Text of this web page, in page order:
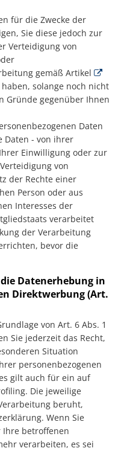
für die Zwecke der
Sie diese jedoch zur
Verteidigung von
gemäß Artikel
haben, solange noch nicht
Gründe gegenüber Ihnen
Daten
Daten - von ihrer
Einwilligung oder zur
von
der Rechte einer
Person oder aus
Interesses der
verarbeitet
der Verarbeitung
bevor die
Datenerhebung in
Direktwerbung (Art.
von Art. 6 Abs. 1
Sie jederzeit das Recht,
Situation
personenbezogenen
gilt auch für ein auf
Die jeweilige
beruht,
Wenn Sie
betroffenen
verarbeiten, es sei